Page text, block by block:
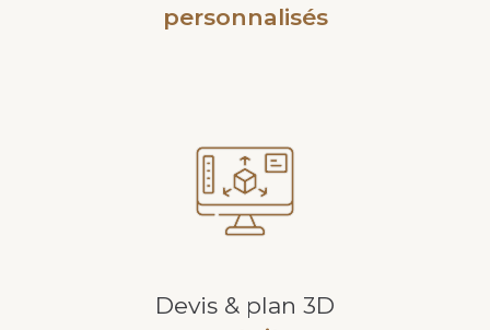
personnalisés
Devis & plan 3D